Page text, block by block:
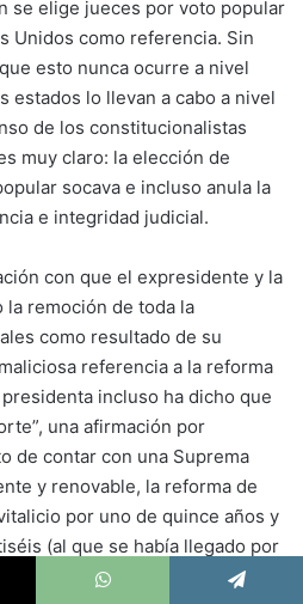
se elige jueces por voto popular
Unidos como referencia. Sin
esto nunca ocurre a nivel
estados lo llevan a cabo a nivel
de los constitucionalistas
muy claro: la elección de
socava e incluso anula la
e integridad judicial.
con que el expresidente y la
remoción de toda la
como resultado de su
referencia a la reforma
incluso ha dicho que
una afirmación por
de contar con una Suprema
y renovable, la reforma de
por uno de quince años y
(al que se había llegado por
a once jueces. Este